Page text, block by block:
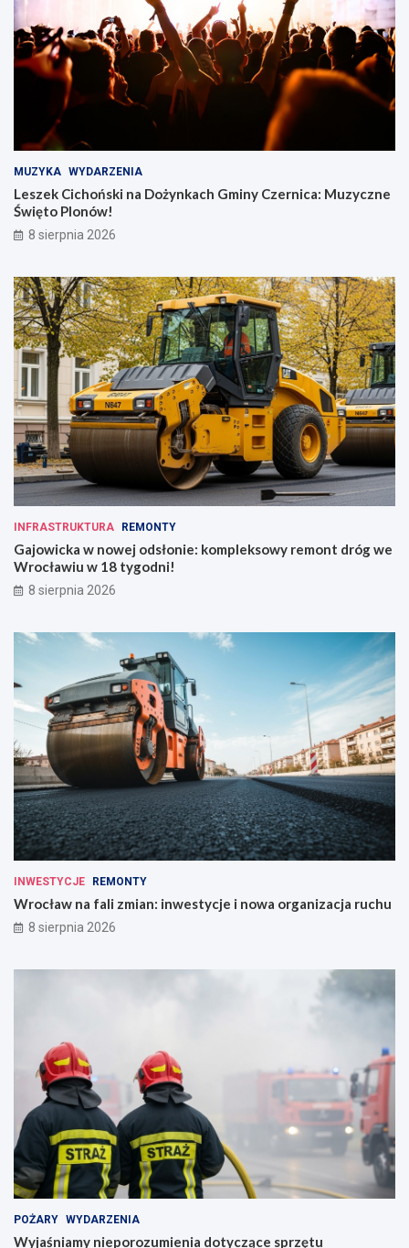
MUZYKA WYDARZENIA
Leszek Cichoński na Dożynkach Gminy Czernica: Muzyczne
Święto Plonów!
8 sierpnia 2026
INFRASTRUKTURA REMONTY
Gajowicka w nowej odsłonie: kompleksowy remont dróg we
Wrocławiu w 18 tygodni!
8 sierpnia 2026
INWESTYCJE REMONTY
Wrocław na fali zmian: inwestycje i nowa organizacja ruchu
8 sierpnia 2026
POŻARY WYDARZENIA
Wyjaśniamy nieporozumienia dotyczące sprzętu